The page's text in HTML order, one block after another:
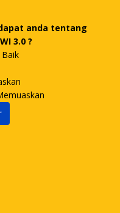
anda tentang
3.0 ?